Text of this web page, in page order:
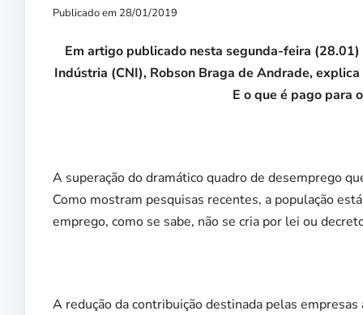
Publicado em 28/01/2019
Em artigo publicado nesta segunda-feira
Indústria (CNI), Robson Braga de Andrade,
E o que é pago para
A superação do dramático quadro de desemprego
Como mostram pesquisas recentes, a população
emprego, como se sabe, não se cria por lei ou
A redução da contribuição destinada pelas